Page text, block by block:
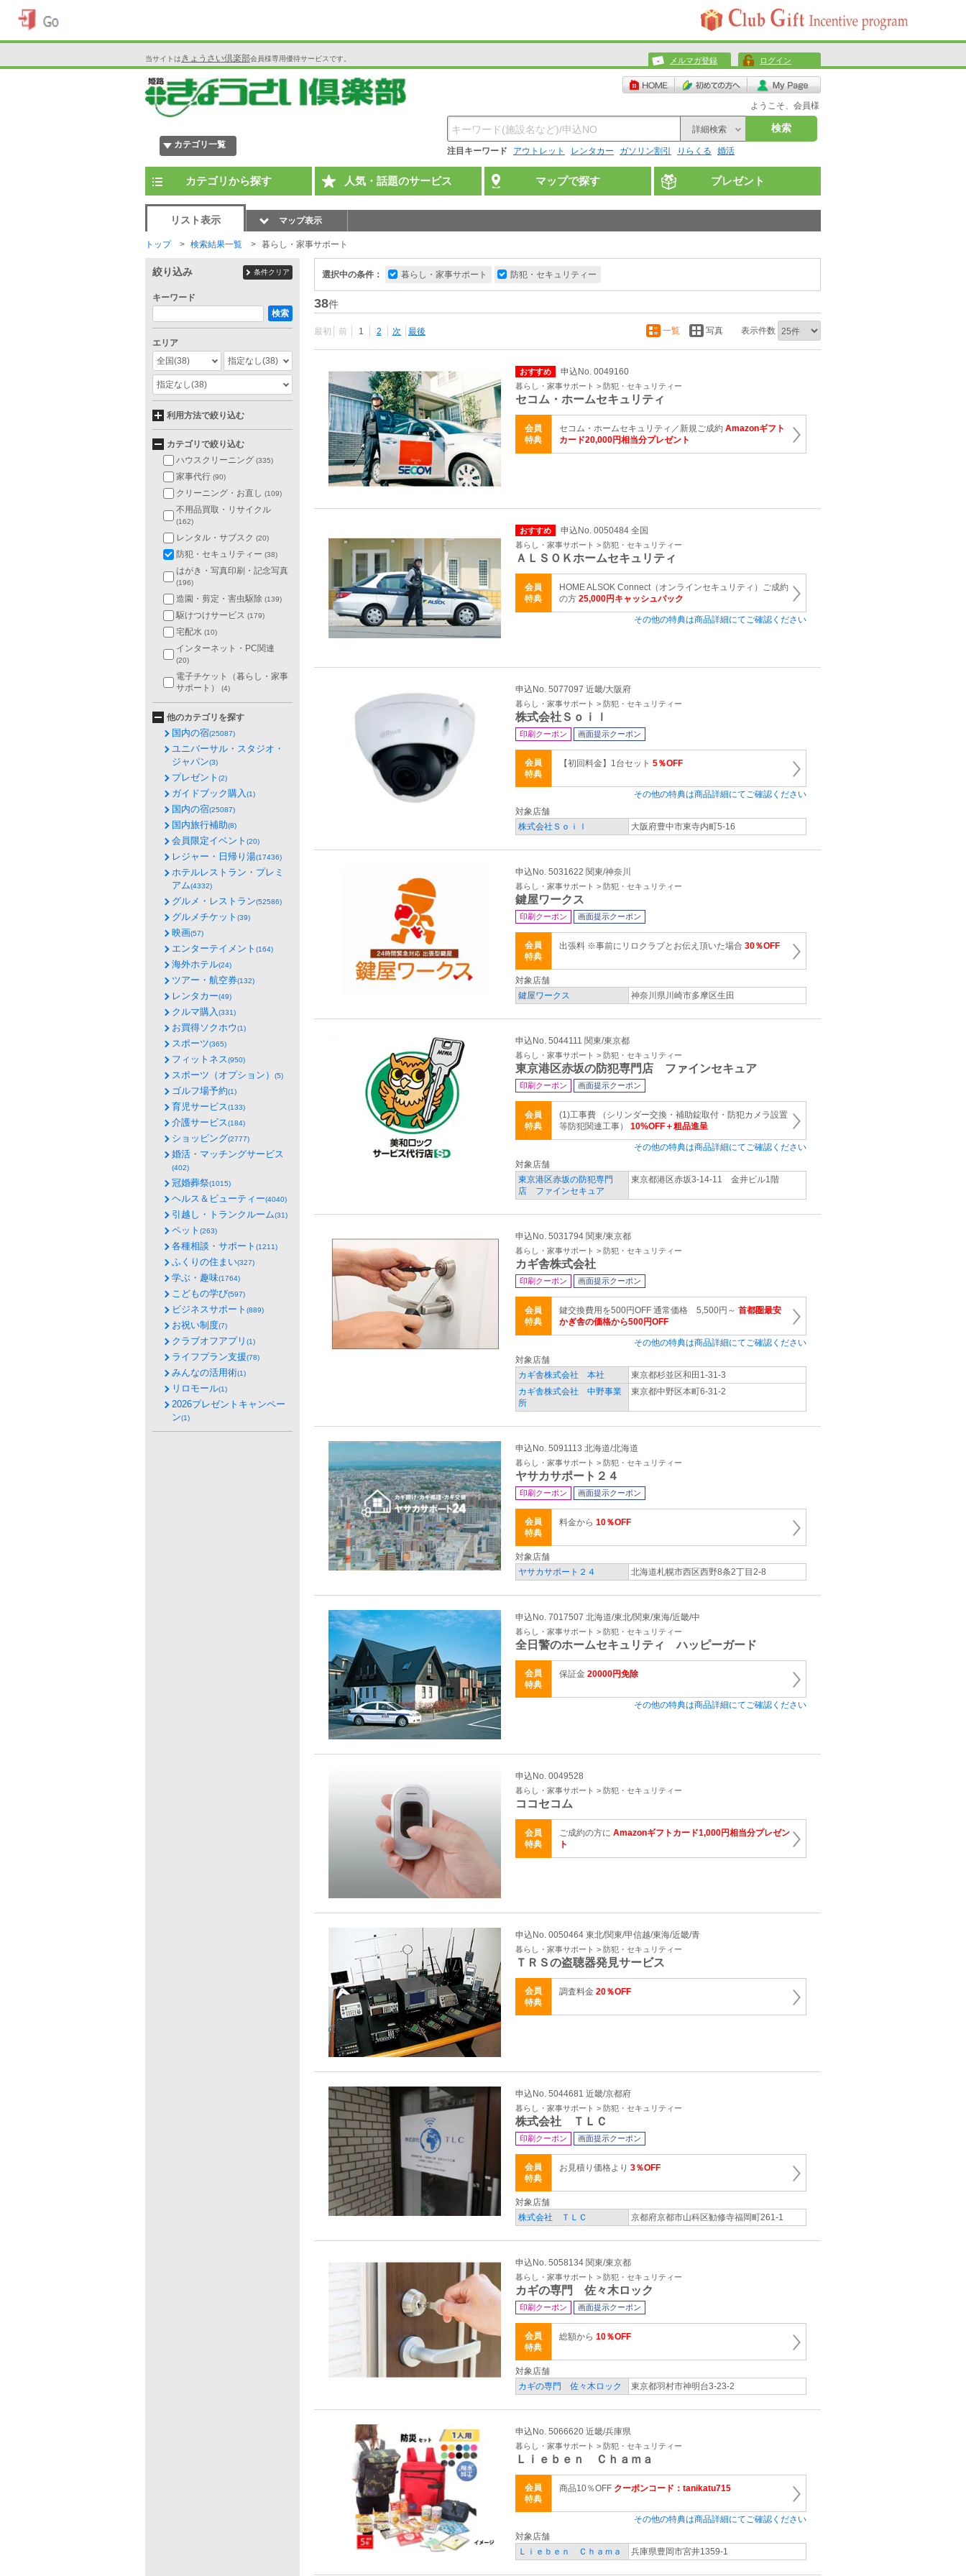
当サイトは きょうさい倶楽部会員様専用優待サービスです。 メルマガ登録 ログイン
ようこそ、会員様
カテゴリ一覧
詳細検索 検索
注目キーワード アウトレット レンタカー ガソリン割引 りらくる 婚活
カテゴリから探す 人気・話題のサービス マップで探す プレゼント
リスト表示 マップ表示
トップ 検索結果一覧 暮らし・家事サポート
選択中の条件： 暮らし・家事サポート 防犯・セキュリティー
38件
最初 前 1 2 次 最後 一覧 写真 表示件数
おすすめ 申込No. 0049160
暮らし・家事サポート > 防犯・セキュリティー
セコム・ホームセキュリティ
会員
特典
セコム・ホームセキュリティ／新規ご成約 Amazonギフト
カード20,000円相当分プレゼント
おすすめ 申込No. 0050484 全国
暮らし・家事サポート > 防犯・セキュリティー
ＡＬＳＯＫホームセキュリティ
会員
特典
HOME ALSOK Connect（オンラインセキュリティ）ご成約
の方 25,000円キャッシュバック
その他の特典は商品詳細にてご確認ください
申込No. 5077097 近畿/大阪府
暮らし・家事サポート > 防犯・セキュリティー
株式会社Ｓｏｉｌ
印刷クーポン 画面提示クーポン
会員
特典
【初回料金】1台セット 5％OFF
その他の特典は商品詳細にてご確認ください
対象店舗
株式会社Ｓｏｉｌ
大阪府豊中市東寺内町5-16
申込No. 5031622 関東/神奈川
暮らし・家事サポート > 防犯・セキュリティー
鍵屋ワークス
印刷クーポン 画面提示クーポン
会員
特典
出張料 ※事前にリロクラブとお伝え頂いた場合 30％OFF
対象店舗
鍵屋ワークス
神奈川県川崎市多摩区生田
申込No. 5044111 関東/東京都
暮らし・家事サポート > 防犯・セキュリティー
東京港区赤坂の防犯専門店 ファインセキュア
印刷クーポン 画面提示クーポン
会員
特典
(1)工事費 （シリンダー交換・補助錠取付・防犯カメラ設置
等防犯関連工事） 10%OFF＋粗品進呈
その他の特典は商品詳細にてご確認ください
対象店舗
東京港区赤坂の防犯専門
店 ファインセキュア
東京都港区赤坂3-14-11 金井ビル1階
申込No. 5031794 関東/東京都
暮らし・家事サポート > 防犯・セキュリティー
カギ舎株式会社
印刷クーポン 画面提示クーポン
会員
特典
鍵交換費用を500円OFF 通常価格 5,500円～ 首都圏最安
かぎ舎の価格から500円OFF
その他の特典は商品詳細にてご確認ください
対象店舗
カギ舎株式会社 本社
東京都杉並区和田1-31-3
カギ舎株式会社 中野事業
所
東京都中野区本町6-31-2
申込No. 5091113 北海道/北海道
暮らし・家事サポート > 防犯・セキュリティー
ヤサカサポート２４
印刷クーポン 画面提示クーポン
会員
特典
料金から 10％OFF
対象店舗
ヤサカサポート２４
北海道札幌市西区西野8条2丁目2-8
申込No. 7017507 北海道/東北/関東/東海/近畿/中
暮らし・家事サポート > 防犯・セキュリティー
全日警のホームセキュリティ ハッピーガード
会員
特典
保証金 20000円免除
その他の特典は商品詳細にてご確認ください
申込No. 0049528
暮らし・家事サポート > 防犯・セキュリティー
ココセコム
会員
特典
ご成約の方に Amazonギフトカード1,000円相当分プレゼン
ト
申込No. 0050464 東北/関東/甲信越/東海/近畿/青
暮らし・家事サポート > 防犯・セキュリティー
ＴＲＳの盗聴器発見サービス
会員
特典
調査料金 20％OFF
申込No. 5044681 近畿/京都府
暮らし・家事サポート > 防犯・セキュリティー
株式会社 ＴＬＣ
印刷クーポン 画面提示クーポン
会員
特典
お見積り価格より 3％OFF
対象店舗
株式会社 ＴＬＣ
京都府京都市山科区勧修寺福岡町261-1
申込No. 5058134 関東/東京都
暮らし・家事サポート > 防犯・セキュリティー
カギの専門 佐々木ロック
印刷クーポン 画面提示クーポン
会員
特典
総額から 10％OFF
対象店舗
カギの専門 佐々木ロック
東京都羽村市神明台3-23-2
申込No. 5066620 近畿/兵庫県
暮らし・家事サポート > 防犯・セキュリティー
Ｌｉｅｂｅｎ Ｃｈａｍａ
会員
特典
商品10％OFF クーポンコード：tanikatu715
その他の特典は商品詳細にてご確認ください
対象店舗
Ｌｉｅｂｅｎ Ｃｈａｍａ
兵庫県豊岡市宮井1359-1
絞り込み 条件クリア
キーワード
検索
エリア
全国(38) 指定なし(38)
指定なし(38)
利用方法で絞り込む
カテゴリで絞り込む
ハウスクリーニング (335)
家事代行 (90)
クリーニング・お直し (109)
不用品買取・リサイクル
(162)
レンタル・サブスク (20)
防犯・セキュリティー (38)
はがき・写真印刷・記念写真
(196)
造園・剪定・害虫駆除 (139)
駆けつけサービス (179)
宅配水 (10)
インターネット・PC関連
(20)
電子チケット（暮らし・家事
サポート）
(4)
他のカテゴリを探す
国内の宿(25087)
ユニバーサル・スタジオ・
ジャパン(3)
プレゼント (2)
ガイドブック購入(1)
国内の宿(25087)
国内旅行補助(8)
会員限定イベント (20)
レジャー・日帰り湯(17436)
ホテルレストラン・プレミ
アム(4332)
グルメ・レストラン(52586)
グルメチケット (39)
映画(57)
エンターテイメント (164)
海外ホテル(24)
ツアー・航空券(132)
レンタカー(49)
クルマ購入(331)
お買得ソクホウ(1)
スポーツ(365)
フィットネス(950)
スポーツ（オプション） (5)
ゴルフ場予約(1)
育児サービス(133)
介護サービス(184)
ショッピング(2777)
婚活・マッチングサービス
(402)
冠婚葬祭(1015)
ヘルス＆ビューティー(4040)
引越し・トランクルーム(31)
ペット (263)
各種相談・サポート (1211)
ふくりの住まい(327)
学ぶ・趣味(1764)
こどもの学び(597)
ビジネスサポート (889)
お祝い制度(7)
クラブオフアプリ (1)
ライフプラン支援(78)
みんなの活用術(1)
リロモール(1)
2026プレゼントキャンペー
ン(1)